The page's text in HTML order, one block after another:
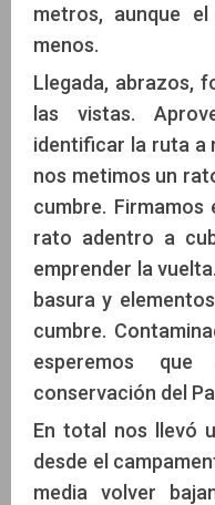
metros, aunque
menos.
Llegada, abrazos,
las vistas.
identificar la ruta a
nos metimos un
cumbre.
rato adentro a
emprender la
basura y
cumbre.
esperemos
conservación del
En total nos llevó
desde el
media volver